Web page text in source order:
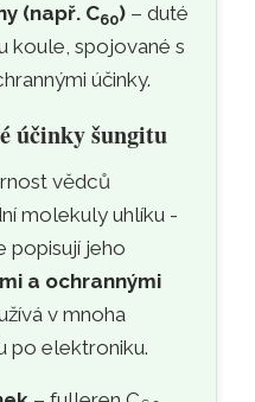
(např. C60) – duté
koule, spojované s
účinky.
účinky šungitu
vědců
molekuly uhlíku -
popisují jeho
a ochrannými
v mnoha
po elektroniku.